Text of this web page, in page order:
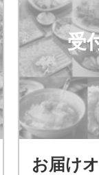
受
お届け